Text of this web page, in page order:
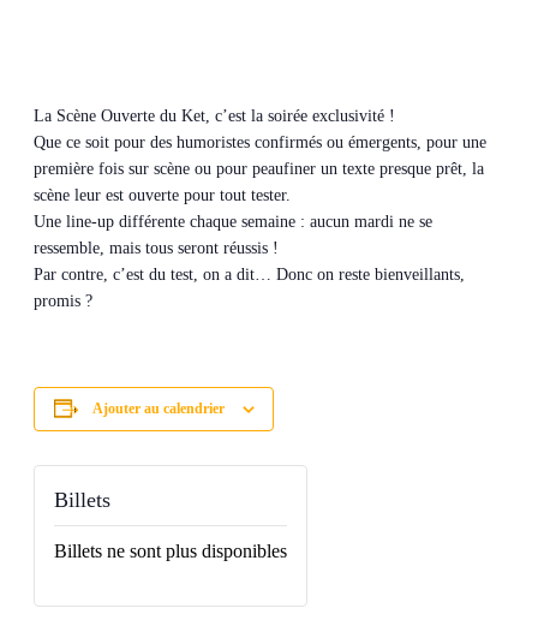
La Scène Ouverte du Ket, c’est la soirée exclusivité !
Que ce soit pour des humoristes confirmés ou émergents, pour une
première fois sur scène ou pour peaufiner un texte presque prêt, la
scène leur est ouverte pour tout tester.
Une line-up différente chaque semaine : aucun mardi ne se
ressemble, mais tous seront réussis !
Par contre, c’est du test, on a dit… Donc on reste bienveillants,
promis ?
Ajouter au calendrier
Billets
Billets ne sont plus disponibles